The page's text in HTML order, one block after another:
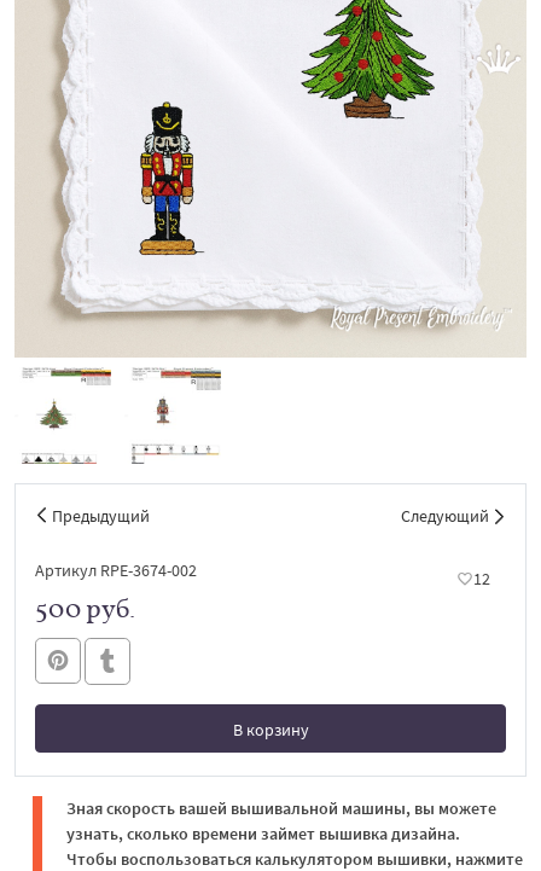
Предыдущий Следующий
Артикул RPE-3674-002 12
500 руб.
В корзину
В корзине
Зная скорость вашей вышивальной машины, вы можете
узнать, сколько времени займет вышивка дизайна.
Чтобы воспользоваться калькулятором вышивки, нажмите